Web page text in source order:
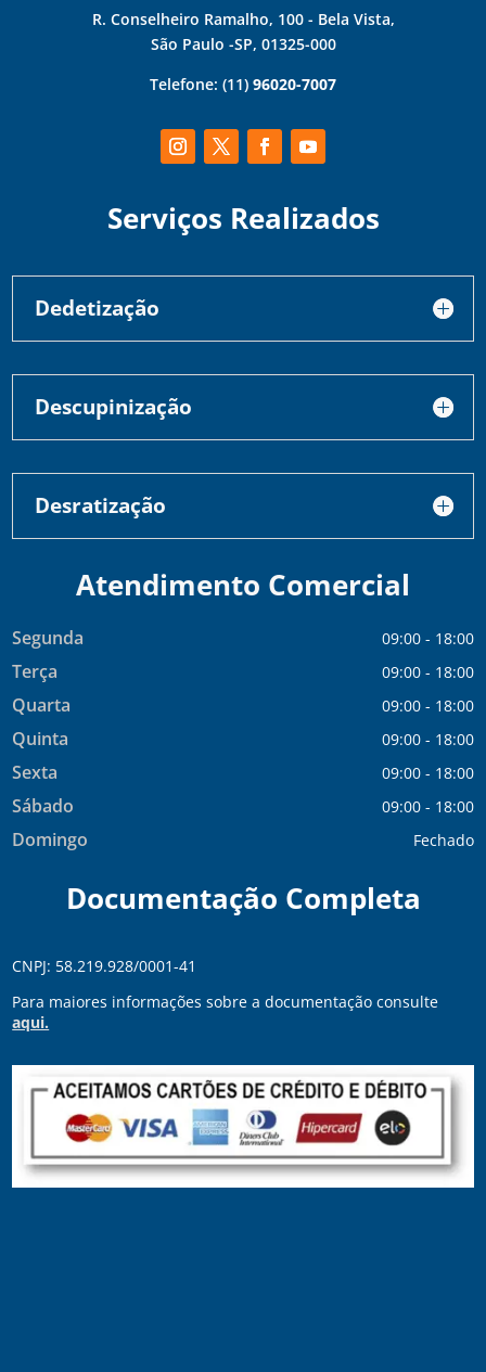
R. Conselheiro Ramalho, 100 - Bela Vista,
São Paulo -SP, 01325-000
Telefone: (11) 96020-7007
Serviços Realizados
Dedetização
Descupinização
Desratização
Atendimento Comercial
Segunda 09:00 - 18:00
Terça 09:00 - 18:00
Quarta 09:00 - 18:00
Quinta 09:00 - 18:00
Sexta 09:00 - 18:00
Sábado 09:00 - 18:00
Domingo Fechado
Documentação Completa
CNPJ: 58.219.928/0001-41
Para maiores informações sobre a documentação consulte
aqui.